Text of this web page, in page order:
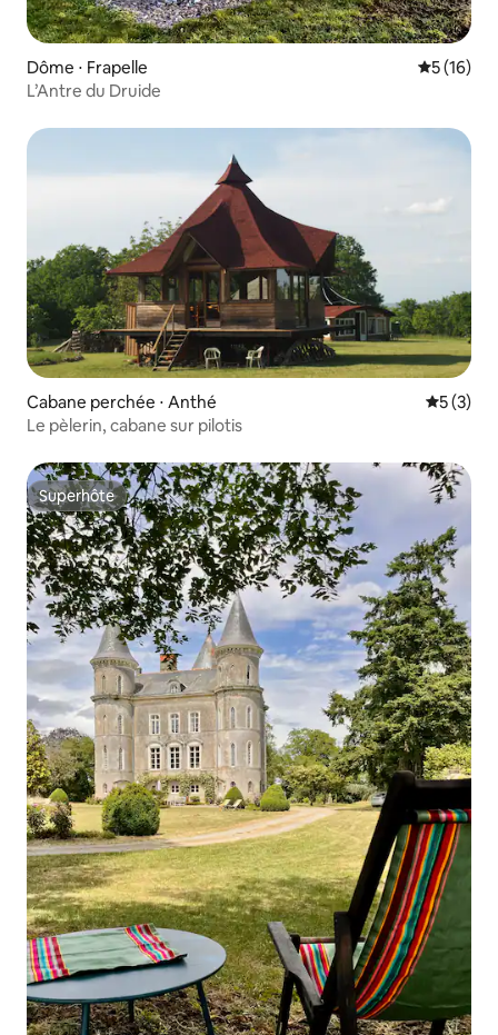
Dôme ⋅ Frapelle
5 (16)
L’Antre du Druide
Cabane perchée ⋅ Anthé
5 (3)
Le pèlerin, cabane sur pilotis
Superhôte
Superhôte